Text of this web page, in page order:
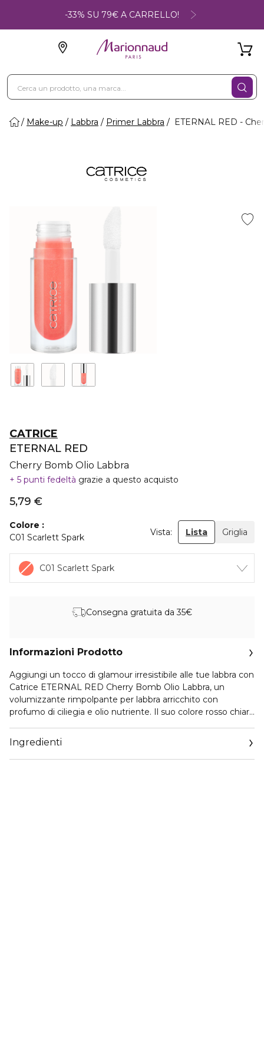
-33% SU 79€ A CARRELLO!
Make-up Labbra Primer Labbra ETERNAL RED -
CATRICE
ETERNAL RED
Cherry Bomb Olio Labbra
5 punti fedeltà grazie a questo acquisto
5,79 €
Colore
C01 Scarlett Spark
Vista: Lista Griglia
C01 Scarlett Spark
Consegna gratuita da 35€
Informazioni Prodotto
Aggiungi un tocco di glamour irresistibile alle tue labbra con
Catrice ETERNAL RED Cherry Bomb Olio Labbra, un
volumizzante rimpolpante per labbra arricchito con
profumo di ciliegia e olio nutriente. Il suo colore rosso chiaro
bellezza naturale, donando un finish glossy, lussuoso
esattamente come sembra. Che tu stia cercando un glow
delicato e romantico o labbra audaci e intense: Questo olio
Ingredienti